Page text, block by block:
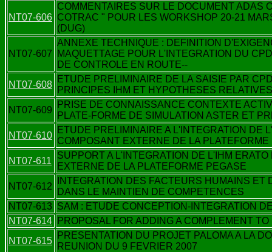
NT07-606
COMMENTAIRES SUR LE DOCUMENT ADAS
COTRAC " POUR LES WORKSHOP 20-21
(DUG)
NT07-607
ANNEXE TECHNIQUE : DEFINITION
MAQUETTAGE POUR L'INTEGRATION DU
DE CONTROLE EN ROUTE--
NT07-608
ETUDE PRELIMINAIRE DE LA SAISIE PAR
PRINCIPES IHM ET HYPOTHESES
NT07-609
PRISE DE CONNAISSANCE CONTEXTE
PLATE-FORME DE SIMULATION ASTER ET
NT07-610
ETUDE PRELIMINAIRE A L'INTEGRATION DE
COMPOSANT EXTERNE DE LA PLATEFORME
NT07-611
SUPPORT A L'INTEGRATION DE L'IHM
EXTERNE DE LA PLATEFORME PEGASE
NT07-612
INTEGRATION DES FACTEURS HUMAINS
DANS LE MAINTIEN DE COMPETENCES
NT07-613 SAM : ETUDE CONCEPTION-INTEGRATION
NT07-614 PROPOSAL FOR ADDING A COMPLEMENT
NT07-615
PRESENTATION DU PROJET PALOMA A LA
REUNION DU 9 FEVRIER 2007